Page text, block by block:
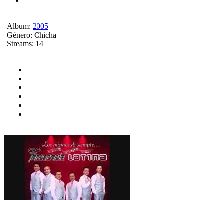
Album: 2005
Género: Chicha
Streams: 14